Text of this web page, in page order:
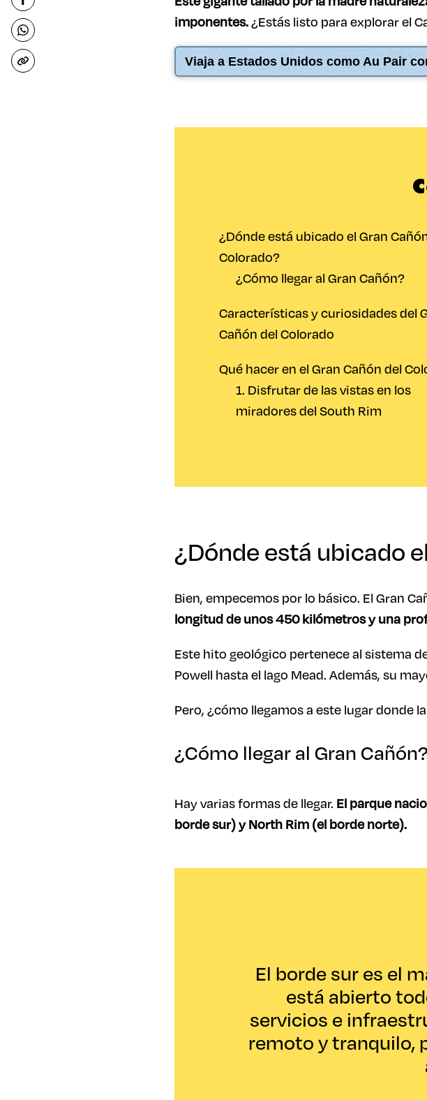
imponentes.¿Estás listo para explorar el
Viaja a Estados Unidos como Au Pair
¿Dónde está ubicado el Gran
Colorado?
¿Cómo llegar al Gran Cañón?
Características y curiosidades del
Cañón del Colorado
Qué hacer en el Gran Cañón del
1. Disfrutar de las vistas en los
miradores del South Rim
¿Dónde está ubicado
Bien, empecemos por lo básico. El Gran
longitud de unos 450 kilómetros y una
Este hito geológico pertenece al sistema
Powell hasta el lago Mead. Además, su
Pero, ¿cómo llegamos a este lugar donde
¿Cómo llegar al Gran Cañón?
Hay varias formas de llegar. El parque
borde sur) y North Rim (el borde norte).
El borde sur es el
está abierto
servicios e
remoto y tranquilo,